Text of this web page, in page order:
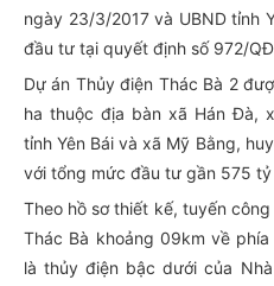
ngày 23/3/2017 và UBND tỉnh
đầu tư tại quyết định số 972/
Dự án Thủy điện Thác Bà 2
ha thuộc địa bàn xã Hán Đà,
tỉnh Yên Bái và xã Mỹ Bằng,
với tổng mức đầu tư gần 575
Theo hồ sơ thiết kế, tuyến
Thác Bà khoảng 09km về
là thủy điện bậc dưới của